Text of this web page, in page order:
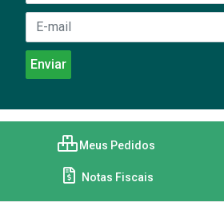
Meus Pedidos
Notas Fiscais